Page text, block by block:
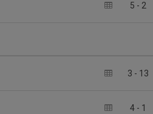
5 - 2
3 - 13
4 - 1